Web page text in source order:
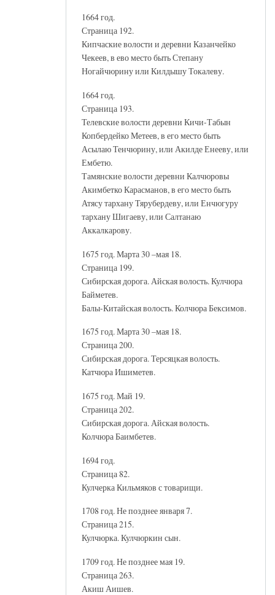
1664 год.
Страница 192.
Кипчаские волости и деревни Казанчейко
Чекеев, в ево место быть Степану
Ногайчюрину или Килдышу Токалеву.
1664 год.
Страница 193.
Телевские волости деревни Кичи-Табын
Копбердейко Метеев, в его место быть
Асылаю Тенчюрину, или Акилде Енееву, или
Ембетю.
Тамянские волости деревни Калчюровы
Акимбетко Карасманов, в его место быть
Атясу тархану Тярубердеву, или Енчюгуру
тархану Шигаеву, или Салтанаю
Аккалкарову.
1675 год. Марта 30 –мая 18.
Страница 199.
Сибирская дорога. Айская волость. Кулчюра
Байметев.
Балы-Китайская волость. Колчюра Бексимов.
1675 год. Марта 30 –мая 18.
Страница 200.
Сибирская дорога. Терсяцкая волость.
Катчюра Ишиметев.
1675 год. Май 19.
Страница 202.
Сибирская дорога. Айская волость.
Колчюра Баимбетев.
1694 год.
Страница 82.
Кулчерка Кильмяков с товарищи.
1708 год. Не позднее января 7.
Страница 215.
Кулчюрка. Кулчюркин сын.
1709 год. Не позднее мая 19.
Страница 263.
Акиш Аишев.